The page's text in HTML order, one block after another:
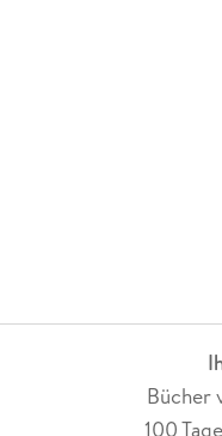
Bücher
100